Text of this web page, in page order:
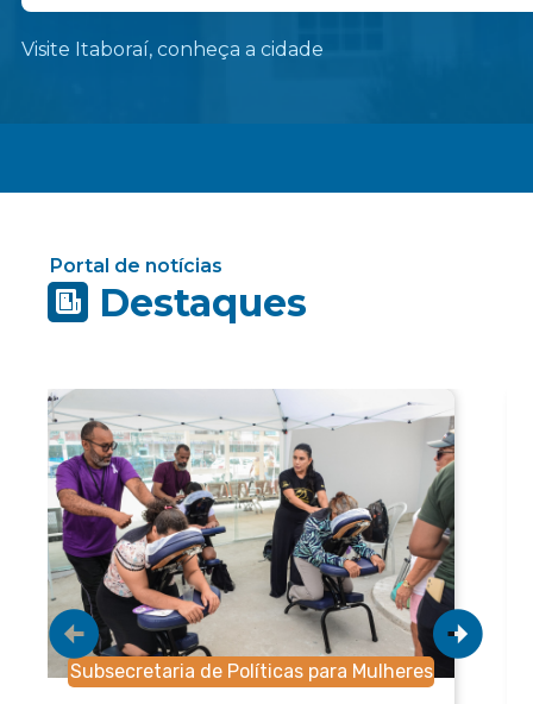
Visite Itaboraí, conheça a cidade
Portal de notícias
Destaques
Subsecretaria de Políticas para Mulheres